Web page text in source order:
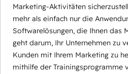
Marketing-Aktivitäten
mehr als einfach nur die
Softwarelösungen, die Ihnen das
geht darum, Ihr Unternehmen zu
Kunden mit Ihrem Marketing zu
mithilfe der Trainingsprogramme